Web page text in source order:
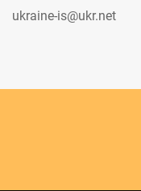
ukraine-is@ukr.net